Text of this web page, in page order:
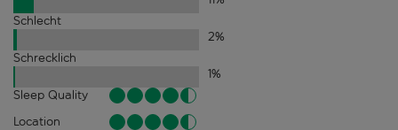
Schlecht
2%
Schrecklich
1%
Sleep Quality
Location